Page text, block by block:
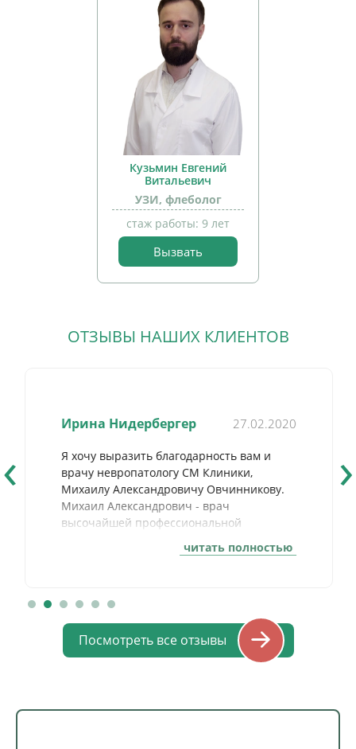
прием
Кузьмин Евгений
Витальевич
УЗИ, флеболог
стаж работы: 9 лет
Вызвать
ОТЗЫВЫ НАШИХ КЛИЕНТОВ
Ирина Нидербергер 27.02.2020
Я хочу выразить благодарность вам и
врачу невропатологу СМ Клиники,
Михаилу Александровичу Овчинникову.
Михаил Александрович - врач
высочайшей профессиональной
мой отец (возраст 88 лет) тяжело заболел
пациенты этого возраста обычно не
пользуются особым вниманием, они
трудные клиенты. С первого дня лечения
моего отца (на дому), доктор Овчинников
специалистов СМ Клиники. Более того, он
читать полностью
‹ ›
Посмотреть все отзывы